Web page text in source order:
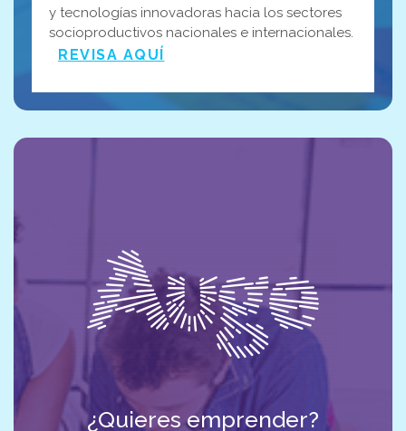
y tecnologías innovadoras hacia los sectores
socioproductivos nacionales e internacionales.
REVISA AQUÍ
¿Quieres emprender?